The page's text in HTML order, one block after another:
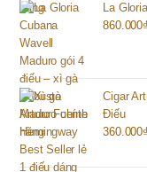
La
860.000₫
Cigar
Điếu
360.000₫